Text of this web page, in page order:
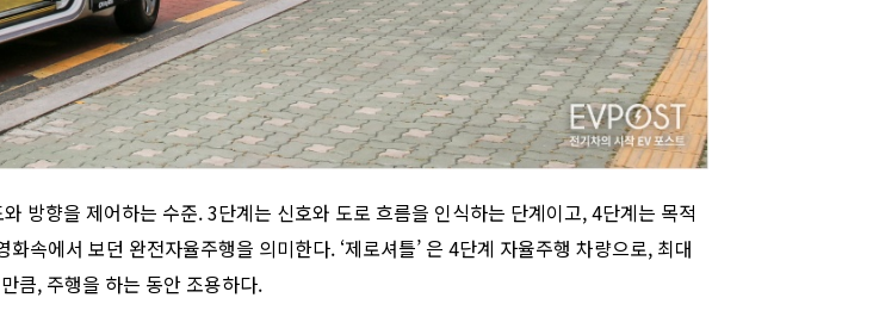
방향을 제어하는 수준. 3단계는 신호와 도로 흐름을 인식하는 단계이고, 4단계는 목적
속에서 보던 완전자율주행을 의미한다. ‘제로셔틀’ 은 4단계 자율주행 차량으로, 최대
큼, 주행을 하는 동안 조용하다.